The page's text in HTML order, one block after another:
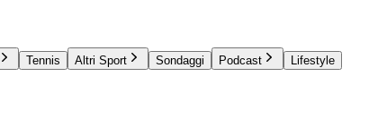
Tennis Altri Sport Sondaggi Podcast
Lifestyle